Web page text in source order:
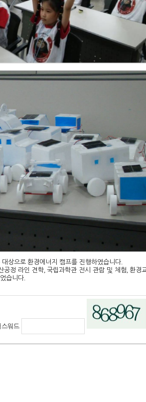
대상으로 환경에너지 캠프를 진행하였습니다.
공정 라인 견학, 국립과학관 전시 관람 및 체험, 환경
습니다.
스워드